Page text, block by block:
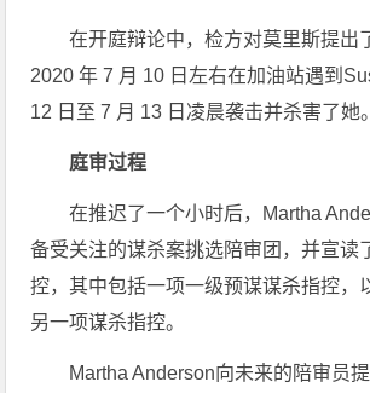
在开庭辩论中，检方对莫里斯提出
2020 年 7 月 10 日左右在加油站遇到
12 日至 7 月 13 日凌晨袭击并杀害了她。
庭审过程
在推迟了一个小时后，Martha
备受关注的谋杀案挑选陪审团，并宣读
控，其中包括一项一级预谋谋杀指控，
另一项谋杀指控。
Martha Anderson向未来的陪审员